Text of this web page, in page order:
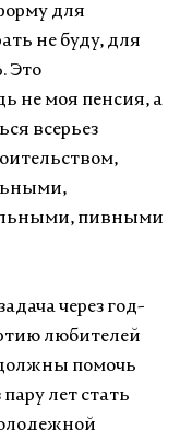
для
не буду, для
Это
не моя пенсия, а
всерьез
пивными
через год-
любителей
должны помочь
лет стать